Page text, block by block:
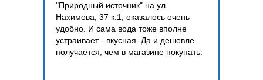
"Природный источник" на ул.
Нахимова, 37 к.1, оказалось очень
удобно. И сама вода тоже вполне
устраивает - вкусная. Да и дешевле
получается, чем в магазине покупать.